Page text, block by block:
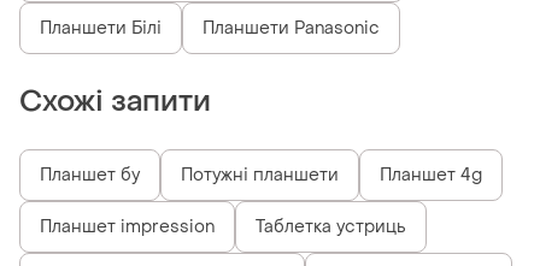
Планшети Білі Планшети Panasonic
Схожі запити
Планшет бу Потужні планшети Планшет 4g
Планшет impression Таблетка устриць